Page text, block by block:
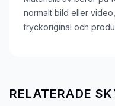
normalt bild eller
tryckoriginal och
RELATERADE